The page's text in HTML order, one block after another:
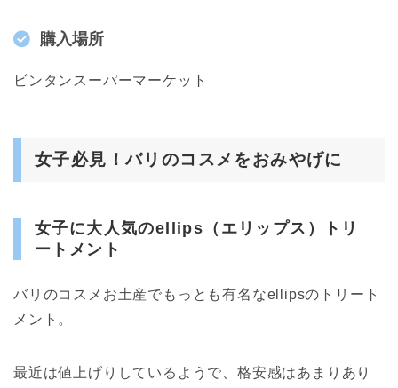
購入場所
ビンタンスーパーマーケット
女子必見！バリのコスメをおみやげに
女子に大人気のellips（エリップス）トリ
ートメント
バリのコスメお土産でもっとも有名なellipsのトリート
メント。
最近は値上げりしているようで、格安感はあまりあり